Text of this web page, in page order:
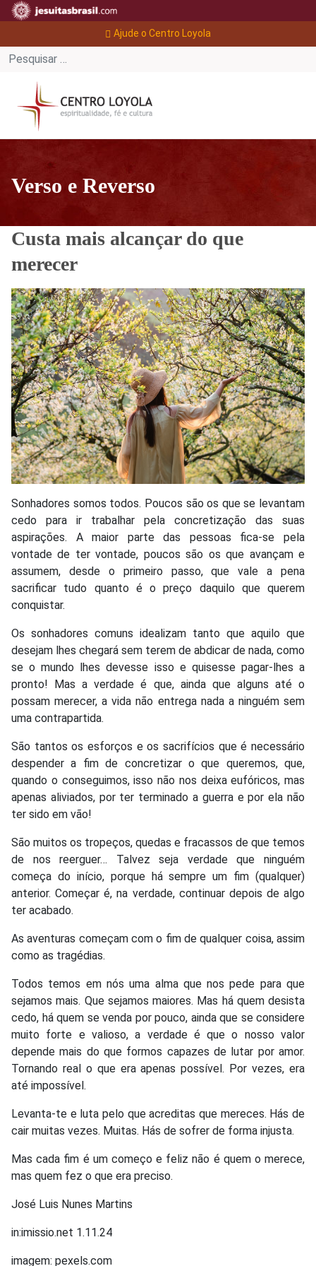
Ajude o Centro Loyola
Verso e Reverso
Custa mais alcançar do que
merecer
Sonhadores somos todos. Poucos são os que se levantam
cedo para ir trabalhar pela concretização das suas
aspirações. A maior parte das pessoas fica-se pela
vontade de ter vontade, poucos são os que avançam e
assumem, desde o primeiro passo, que vale a pena
sacrificar tudo quanto é o preço daquilo que querem
conquistar.
Os sonhadores comuns idealizam tanto que aquilo que
desejam lhes chegará sem terem de abdicar de nada, como
se o mundo lhes devesse isso e quisesse pagar-lhes a
pronto! Mas a verdade é que, ainda que alguns até o
possam merecer, a vida não entrega nada a ninguém sem
uma contrapartida.
São tantos os esforços e os sacrifícios que é necessário
despender a fim de concretizar o que queremos, que,
quando o conseguimos, isso não nos deixa eufóricos, mas
apenas aliviados, por ter terminado a guerra e por ela não
ter sido em vão!
São muitos os tropeços, quedas e fracassos de que temos
de nos reerguer… Talvez seja verdade que ninguém
começa do início, porque há sempre um fim (qualquer)
anterior. Começar é, na verdade, continuar depois de algo
ter acabado.
As aventuras começam com o fim de qualquer coisa, assim
como as tragédias.
Todos temos em nós uma alma que nos pede para que
sejamos mais. Que sejamos maiores. Mas há quem desista
cedo, há quem se venda por pouco, ainda que se considere
muito forte e valioso, a verdade é que o nosso valor
depende mais do que formos capazes de lutar por amor.
Tornando real o que era apenas possível. Por vezes, era
até impossível.
Levanta-te e luta pelo que acreditas que mereces. Hás de
cair muitas vezes. Muitas. Hás de sofrer de forma injusta.
Mas cada fim é um começo e feliz não é quem o merece,
mas quem fez o que era preciso.
José Luis Nunes Martins
in:imissio.net 1.11.24
imagem: pexels.com